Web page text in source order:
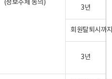
(정보주체 동의)
3년
회원탈퇴시까
3년